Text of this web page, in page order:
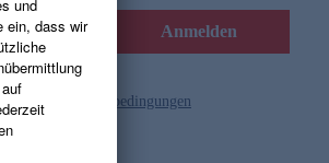
Anmelden
und die Gutscheinbedingungen